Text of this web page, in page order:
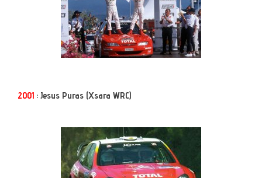
2001 : Jesus Puras (Xsara WRC)